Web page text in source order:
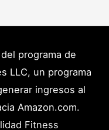
programa de
LLC, un programa
ingresos al
Amazon.com.
Fitness